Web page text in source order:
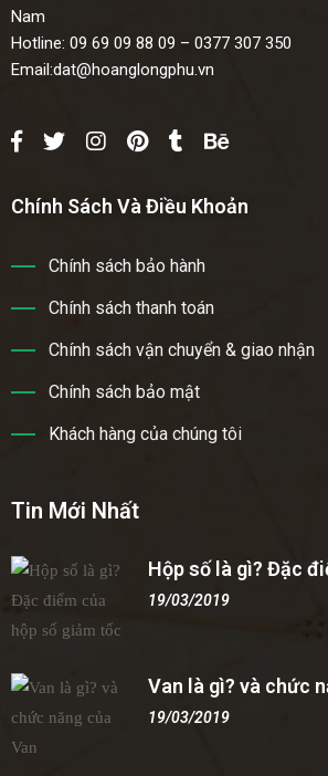
Nam
Hotline: 09 69 09 88 09 – 0377 307 350
Email:dat@hoanglongphu.vn
Chính Sách Và Điều Khoản
Chính sách bảo hành
Chính sách thanh toán
Chính sách vận chuyển & giao nhận
Chính sách bảo mật
Khách hàng của chúng tôi
Tin Mới Nhất
Hộp số là gì? Đặc
19/03/2019
Van là gì? và chức
19/03/2019